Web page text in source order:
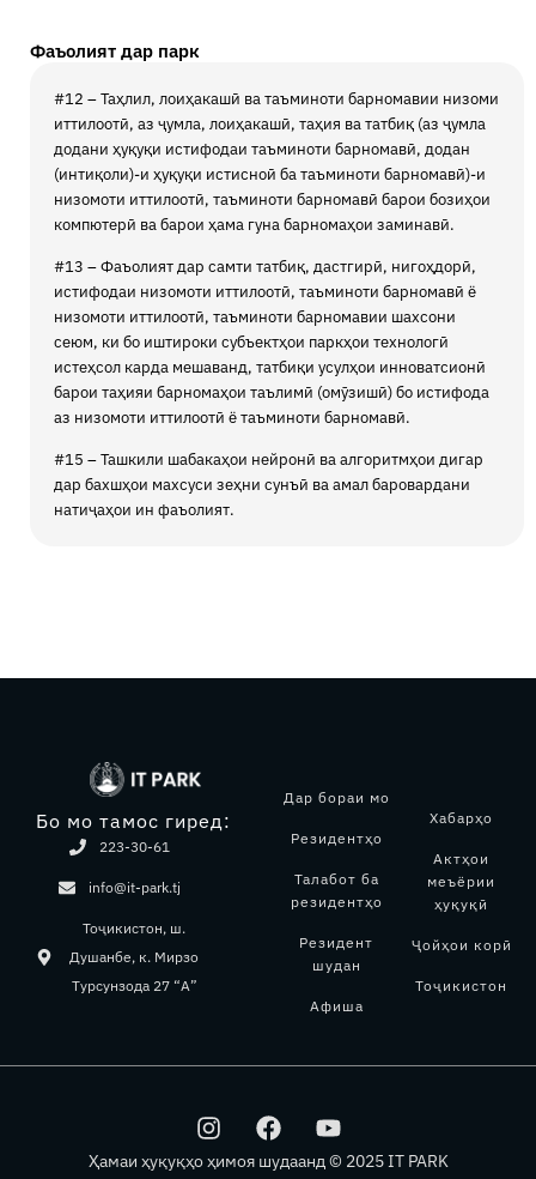
Фаъолият дар парк
#12 – Таҳлил, лоиҳакашӣ ва таъминоти барномавии низоми
иттилоотӣ, аз ҷумла, лоиҳакашӣ, таҳия ва татбиқ (аз ҷумла
додани ҳуқуқи истифодаи таъминоти барномавӣ, додан
(интиқоли)-и ҳуқуқи истисноӣ ба таъминоти барномавӣ)-и
низомоти иттилоотӣ, таъминоти барномавӣ барои бозиҳои
компютерӣ ва барои ҳама гуна барномаҳои заминавӣ.
#13 – Фаъолият дар самти татбиқ, дастгирӣ, нигоҳдорӣ,
истифодаи низомоти иттилоотӣ, таъминоти барномавӣ ё
низомоти иттилоотӣ, таъминоти барномавии шахсони
сеюм, ки бо иштироки субъектҳои паркҳои технологӣ
истеҳсол карда мешаванд, татбиқи усулҳои инноватсионӣ
барои таҳияи барномаҳои таълимӣ (омӯзишӣ) бо истифода
аз низомоти иттилоотӣ ё таъминоти барномавӣ.
#15 – Ташкили шабакаҳои нейронӣ ва алгоритмҳои дигар
дар бахшҳои махсуси зеҳни сунъӣ ва амал баровардани
натиҷаҳои ин фаъолият.
Бо мо тамос гиред:
223-30-61
info@it-park.tj
Тоҷикистон, ш.
Душанбе, к. Мирзо
Турсунзода 27 “А”
Дар бораи мо
Резидентҳо
Талабот ба
резидентҳо
Резидент
шудан
Афиша
Хабарҳо
Актҳои
меъёрии
ҳуқуқӣ
Ҷойҳои корӣ
Тоҷикистон
I
n
s
F
a
c
Y
o
u
Ҳамаи ҳуқуқҳо ҳимоя шудаанд © 2025 IT PARK